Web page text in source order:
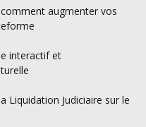
comment augmenter vos
interactif et
Liquidation Judiciaire sur le